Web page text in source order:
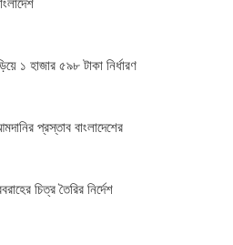
১ হাজার ৫৯৮ টাকা নির্ধারণ
প্রস্তাব বাংলাদেশের
চিত্র তৈরির নির্দেশ